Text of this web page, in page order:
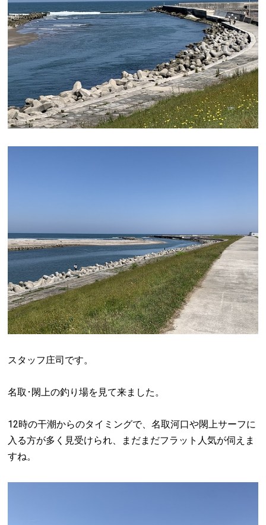
スタッフ庄司です。
名取･閖上の釣り場を見て来ました。
12時の干潮からのタイミングで、名取河口や閖上サーフに
入る方が多く見受けられ、まだまだフラット人気が伺えま
すね。